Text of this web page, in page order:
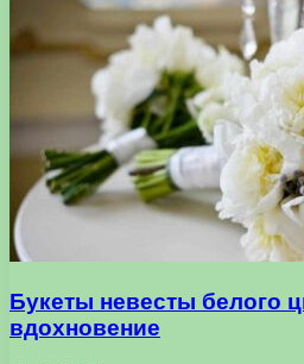
Букеты невесты белого
вдохновение